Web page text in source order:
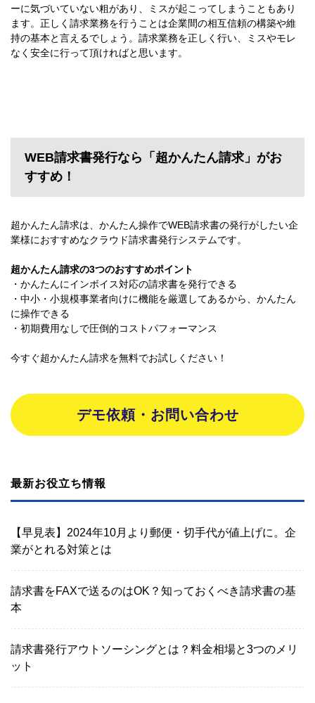
ーに気づいていない粗があり、ミスが起こってしまうこともあり
ます。正しく請求業務を行うことは企業間の相互信頼の構築や維
持の基本と言えるでしょう。請求業務を正しく行い、ミスやモレ
なく安全に行って頂ければと思います。
WEB請求書発行なら「超かんたん請求」がお
すすめ！
超かんたん請求は、かんたん操作でWEB請求書の発行がしたい企
業様におすすめなクラウド請求書発行システムです。
超かんたん請求の3つのおすすめポイント
・かんたんにインボイス対応の請求書を発行できる
・中小・小規模事業者向けに機能を厳選してあるから、かんたん
に操作できる
・初期費用なしで圧倒的コストパフォーマンス
今すぐ超かんたん請求を無料でお試しください！
デモ依頼・お問い合わせ
最新お役立ち情報
【早見表】2024年10月より郵便・切手代が値上げに。企
業がとれる対策とは
請求書をFAXで送るのはOK？知っておくべき請求書の基
本
請求書発行アウトソーシングとは？料金相場と3つのメリ
ット